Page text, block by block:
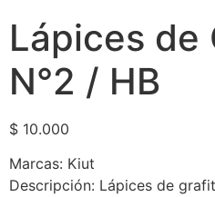
Lápices de
N°2 / HB
$ 10.000
Marcas: Kiut
Descripción: Lápices de